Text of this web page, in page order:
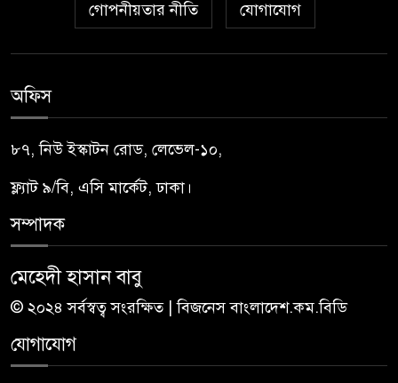
গোপনীয়তার নীতি যোগাযোগ
অফিস
৮৭, নিউ ইস্কাটন রোড, লেভেল-১০,
ফ্ল্যাট ৯/বি, এসি মার্কেট, ঢাকা।
সম্পাদক
মেহেদী হাসান বাবু
© ২০২৪ সর্বস্বত্ব সংরক্ষিত | বিজনেস বাংলাদেশ.কম.বিডি
যোগাযোগ